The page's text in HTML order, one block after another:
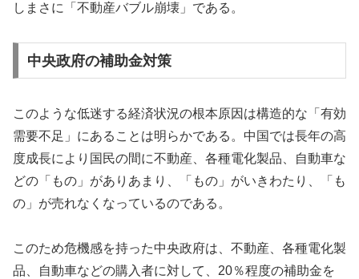
しまさに「不動産バブル崩壊」である。
中央政府の補助金対策
このような低迷する経済状況の根本原因は構造的な「有効
需要不足」にあることは明らかである。中国では長年の高
度成長により国民の間に不動産、各種電化製品、自動車な
どの「もの」がありあまり、「もの」がいきわたり、「も
の」が売れなくなっているのである。
このため危機感を持った中央政府は、不動産、各種電化製
品、自動車などの購入者に対して、20％程度の補助金を